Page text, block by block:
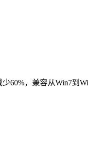
，兼容从Win7到